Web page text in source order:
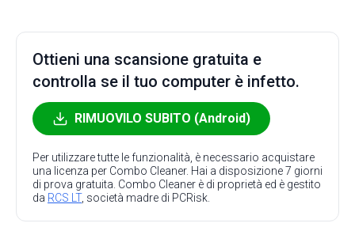
Ottieni una scansione gratuita e
controlla se il tuo computer è infetto.
RIMUOVILO SUBITO (Android)
Per utilizzare tutte le funzionalità, è necessario acquistare
una licenza per Combo Cleaner. Hai a disposizione 7 giorni
di prova gratuita. Combo Cleaner è di proprietà ed è gestito
da RCS LT, società madre di PCRisk.